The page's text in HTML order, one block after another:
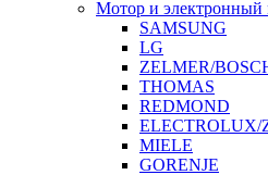
Мотор и электронный
SAMSUNG
LG
ZELMER/
THOMAS
REDMOND
ELECTROLUX/
MIELE
GORENJE